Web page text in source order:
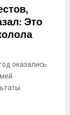
Это
оказались